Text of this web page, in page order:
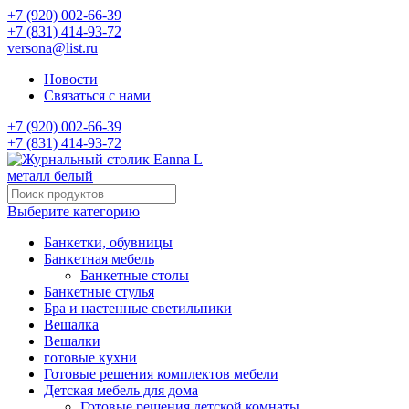
+7 (920) 002-66-39
+7 (831) 414-93-72
versona@list.ru
Новости
Связаться с нами
+7 (920) 002-66-39
+7 (831) 414-93-72
Выберите категорию
Банкетки, обувницы
Банкетная мебель
Банкетные столы
Банкетные стулья
Бра и настенные светильники
Вешалка
Вешалки
готовые кухни
Готовые решения комплектов мебели
Детская мебель для дома